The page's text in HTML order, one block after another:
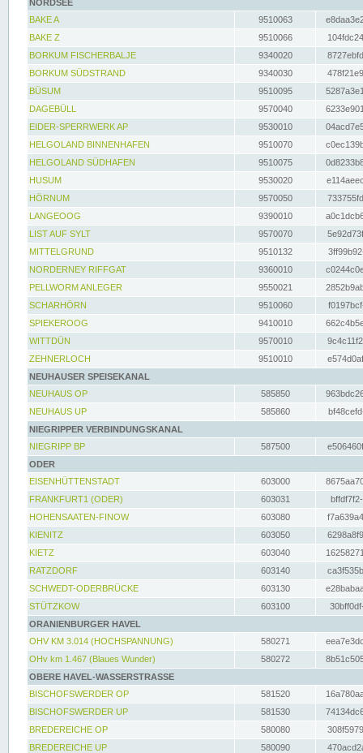
NORDSEE
BAKE A
9510063
BAKE Z
9510066
BORKUM FISCHERBALJE
9340020
BORKUM SÜDSTRAND
9340030
BÜSUM
9510095
DAGEBÜLL
9570040
EIDER-SPERRWERK AP
9530010
HELGOLAND BINNENHAFEN
9510070
HELGOLAND SÜDHAFEN
9510075
HUSUM
9530020
HÖRNUM
9570050
LANGEOOG
9390010
LIST AUF SYLT
9570070
MITTELGRUND
9510132
NORDERNEY RIFFGAT
9360010
PELLWORM ANLEGER
9550021
SCHARHÖRN
9510060
SPIEKEROOG
9410010
WITTDÜN
9570010
ZEHNERLOCH
9510010
NEUHAUSER SPEISEKANAL
NEUHAUS OP
585850
NEUHAUS UP
585860
NIEGRIPPER VERBINDUNGSKANAL
NIEGRIPP BP
587500
ODER
EISENHÜTTENSTADT
603000
FRANKFURT1 (ODER)
603031
HOHENSAATEN-FINOW
603080
KIENITZ
603050
KIETZ
603040
RATZDORF
603140
SCHWEDT-ODERBRÜCKE
603130
STÜTZKOW
603100
ORANIENBURGER HAVEL
OHV KM 3.014 (HOCHSPANNUNG)
580271
OHv km 1.467 (Blaues Wunder)
580272
OBERE HAVEL-WASSERSTRASSE
BISCHOFSWERDER OP
581520
BISCHOFSWERDER UP
581530
BREDEREICHE OP
580080
BREDEREICHE UP
580090